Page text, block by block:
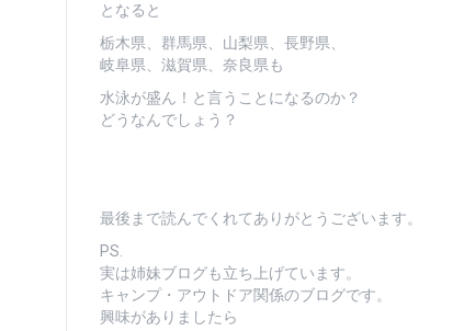
となると
栃木県、群馬県、山梨県、長野県、
岐阜県、滋賀県、奈良県も
水泳が盛ん！と言うことになるのか？
どうなんでしょう？
最後まで読んでくれてありがとうございます。
PS.
実は姉妹ブログも立ち上げています。
キャンプ・アウトドア関係のブログです。
興味がありましたら